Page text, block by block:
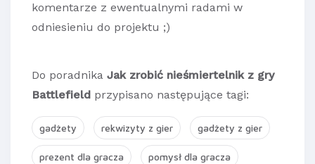
komentarze z ewentualnymi radami w
odniesieniu do projektu ;)
Do poradnika Jak zrobić nieśmiertelnik z gry
Battlefield przypisano następujące tagi:
gadżety rekwizyty z gier gadżety z gier
prezent dla gracza pomysł dla gracza